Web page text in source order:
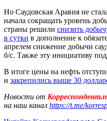
Но Саудовская Аравия не
начала сокращать уровень
страны решили снизить
в сутки в дополнение к
апрелем снижение добычи
б/с. Также эту инициативу
В итоге цены на нефть
и закрепились выше 30
Новости от
на наш канал https://t.me/